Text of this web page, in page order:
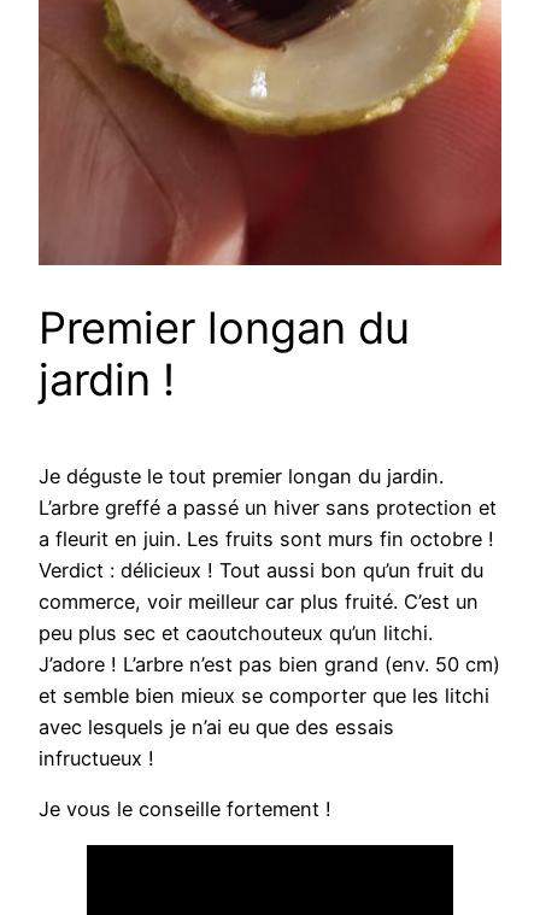
Premier longan du
jardin !
Je déguste le tout premier longan du jardin.
L’arbre greffé a passé un hiver sans protection et
a fleurit en juin. Les fruits sont murs fin octobre !
Verdict : délicieux ! Tout aussi bon qu’un fruit du
commerce, voir meilleur car plus fruité. C’est un
peu plus sec et caoutchouteux qu’un litchi.
J’adore ! L’arbre n’est pas bien grand (env. 50 cm)
et semble bien mieux se comporter que les litchi
avec lesquels je n’ai eu que des essais
infructueux !
Je vous le conseille fortement !